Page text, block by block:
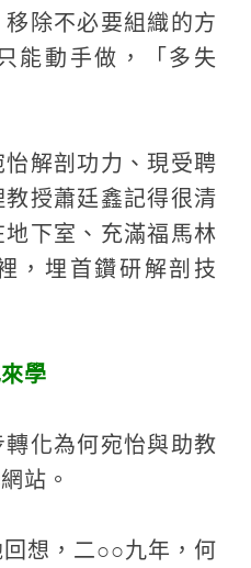
除不必要組織的方
能動手做，「多失
解剖功力、現受聘
授蕭廷鑫記得很清
下室、充滿福馬林
，埋首鑽研解剖技
學
化為何宛怡與助教
站。
想，二○○九年，何